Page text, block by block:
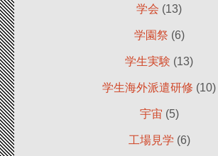
学会 (13)
学園祭 (6)
学生実験 (13)
学生海外派遣研修 (10)
宇宙 (5)
工場見学 (6)